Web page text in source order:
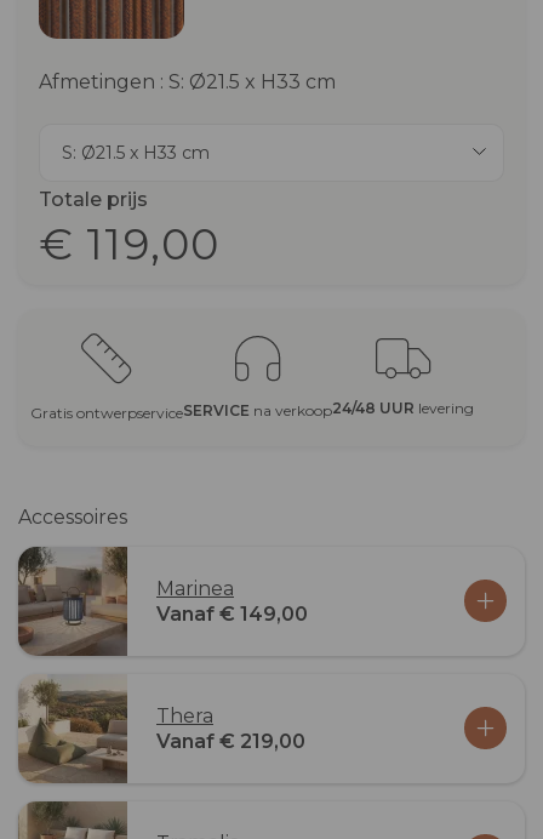
Afmetingen : S: Ø21.5 x H33 cm
S: Ø21.5 x H33 cm
Totale prijs
€ 119,00
Gratis ontwerpserviceSERVICE na verkoop24/48 UUR levering
Accessoires
Marinea
Vanaf € 149,00
Thera
Vanaf € 219,00